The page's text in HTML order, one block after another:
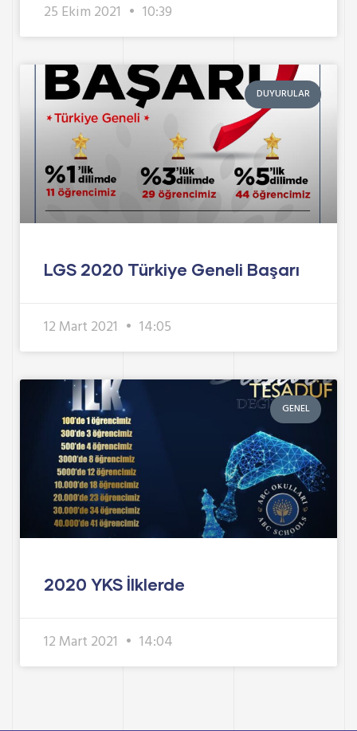
25 Ekim 2021 10:39
DUYURULAR
LGS 2020 Türkiye Geneli Başarı
12 Mart 2021 14:05
GENEL
2020 YKS İlklerde
12 Mart 2021 14:04